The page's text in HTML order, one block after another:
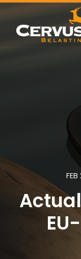
Ga naar de inhoud